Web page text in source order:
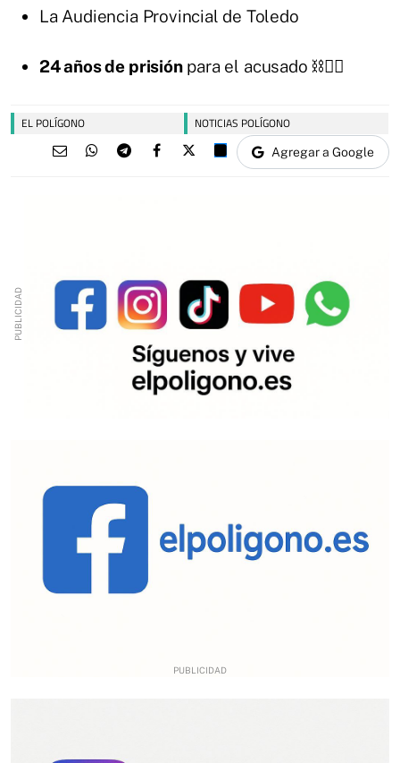
La Audiencia Provincial de Toledo
24 años de prisiónpara el acusado ⛓️👨‍⚖️
EL POLÍGONO NOTICIAS POLÍGONO
Agregar a Google